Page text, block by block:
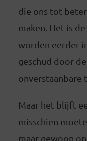
die ons tot
maken. Het is
worden eerder
geschud door
onverstaanbare
Maar het blijft
misschien
maar gewoon